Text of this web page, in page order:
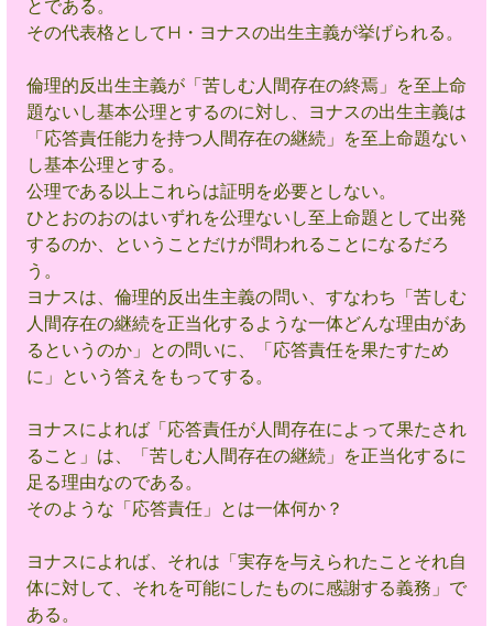
とである。
その代表格としてH・ヨナスの出生主義が挙げられる。
倫理的反出生主義が「苦しむ人間存在の終焉」を至上命
題ないし基本公理とするのに対し、ヨナスの出生主義は
「応答責任能力を持つ人間存在の継続」を至上命題ない
し基本公理とする。
公理である以上これらは証明を必要としない。
ひとおのおのはいずれを公理ないし至上命題として出発
するのか、ということだけが問われることになるだろ
う。
ヨナスは、倫理的反出生主義の問い、すなわち「苦しむ
人間存在の継続を正当化するような一体どんな理由があ
るというのか」との問いに、「応答責任を果たすため
に」という答えをもってする。
ヨナスによれば「応答責任が人間存在によって果たされ
ること」は、「苦しむ人間存在の継続」を正当化するに
足る理由なのである。
そのような「応答責任」とは一体何か？
ヨナスによれば、それは「実存を与えられたことそれ自
体に対して、それを可能にしたものに感謝する義務」で
ある。